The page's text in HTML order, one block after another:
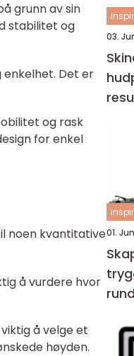
grunn av sin
stabilitet og
enkelhet. Det er
og rask
for enkel
noen kvantitative
å vurdere hvor
å velge et
høyden.
03.
01.